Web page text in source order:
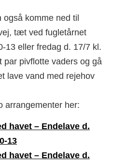
komme ned til
tæt ved fugletårnet
13 eller fredag d. 17/7 kl.
par pivflotte vaders og gå
lave vand med rejehov
arrangementer her:
havet – Endelave d.
13
havet – Endelave d.